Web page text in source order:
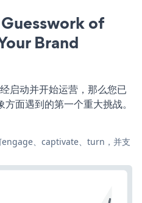
of
Brand
启动并开始运营，那么您已
面遇到的第一个重大挑战。
、captivate、turn，并支